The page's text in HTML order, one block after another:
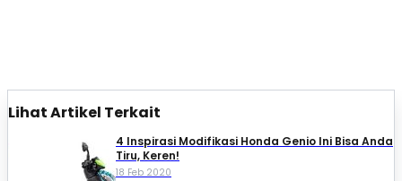
Lihat Artikel Terkait
4 Inspirasi Modifikasi Honda Genio Ini Bisa Anda
Tiru, Keren!
18 Feb 2020